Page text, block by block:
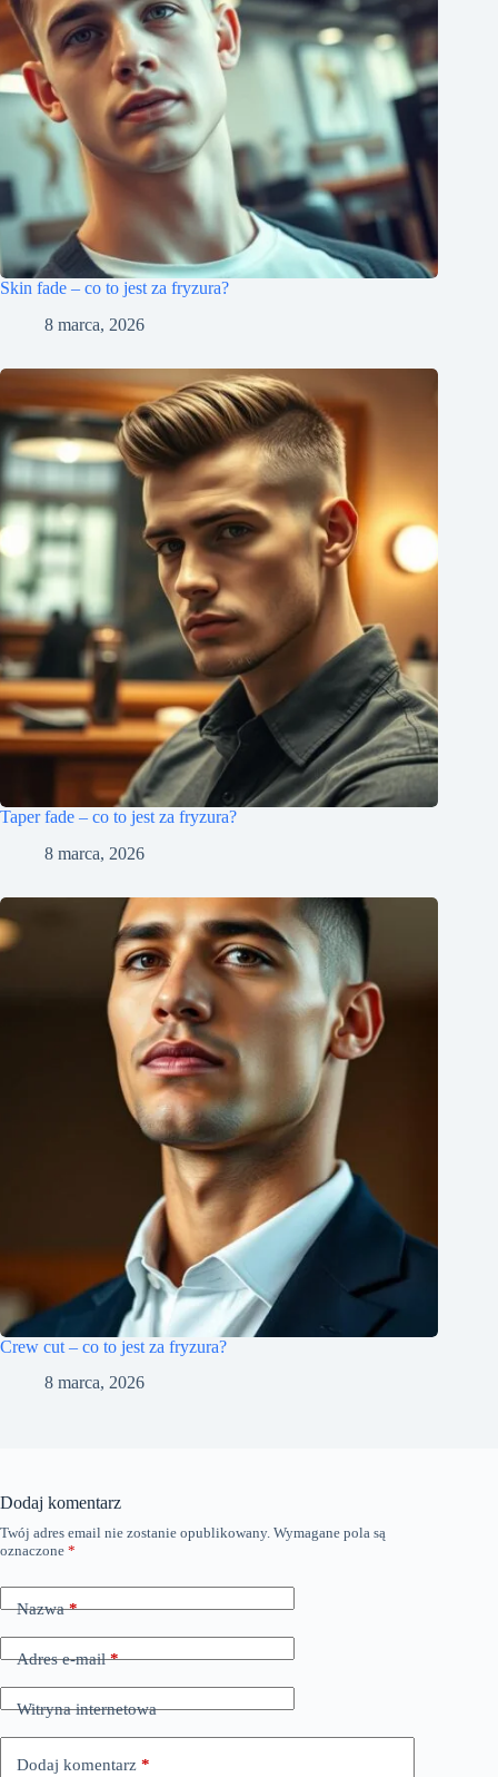
Skin fade – co to jest za fryzura?
8 marca, 2026
Taper fade – co to jest za fryzura?
8 marca, 2026
Crew cut – co to jest za fryzura?
8 marca, 2026
Dodaj komentarz
Twój adres email nie zostanie opublikowany. Wymagane pola są
oznaczone *
Nazwa*
Adres e-mail*
Witryna internetowa
Dodaj komentarz *